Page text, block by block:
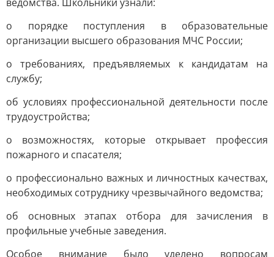
о порядке поступления в образовательные
организации высшего образования МЧС России;
о требованиях, предъявляемых к кандидатам на
службу;
об условиях профессиональной деятельности после
трудоустройства;
о возможностях, которые открывает профессия
пожарного и спасателя;
о профессионально важных и личностных качествах,
необходимых сотруднику чрезвычайного ведомства;
об основных этапах отбора для зачисления в
профильные учебные заведения.
Особое внимание было уделено вопросам